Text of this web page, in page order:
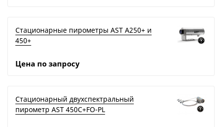
Стационарные пирометры AST A250+ и
450+
Цена по запросу
Стационарный двухспектральный
пирометр AST 450C+FO-PL